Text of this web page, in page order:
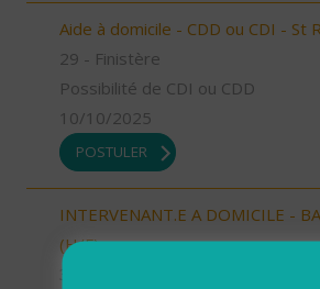
Aide à domicile - CDD ou CDI - St
29 - Finistère
Possibilité de CDI ou CDD
10/10/2025
POSTULER
INTERVENANT.E A DOMICILE -
(H/F)